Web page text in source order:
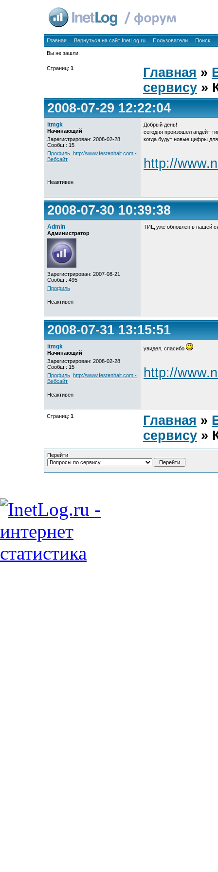
Главная Вернуться на сайт InetLog.ru Пользователи Поиск
Вы не зашли.
Страниц: 1 Главная »
сервису »
2008-07-29 12:22:04
itmgk
Начинающий
Зарегистрирован: 2008-02-28
Сообщ.: 15
Профиль http://www.festenhalt.com -
Вебсайт
Добрый день!
сегодня произошел апдейт
когда будут новые цифры
http://
Неактивен
2008-07-30 10:39:38
Admin
Администратор
Зарегистрирован: 2007-08-21
Сообщ.: 495
Профиль
ТИЦ уже обновлен в нашей
Неактивен
2008-07-31 13:15:51
itmgk
Начинающий
Зарегистрирован: 2008-02-28
Сообщ.: 15
Профиль http://www.festenhalt.com -
Вебсайт
увидел, спасибо
http://
Неактивен
Страниц: 1 Главная »
сервису »
Перейти